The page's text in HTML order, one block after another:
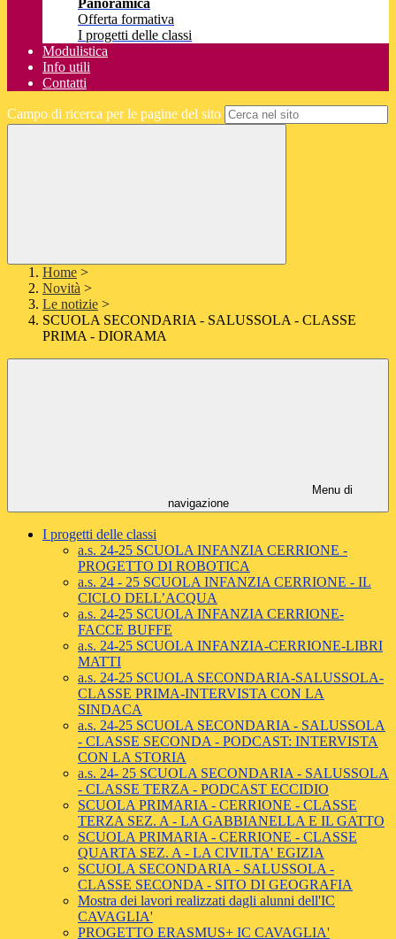
Panoramica
Offerta formativa
I progetti delle classi
Modulistica
Info utili
Contatti
Campo di ricerca per le pagine del sito
Home >
Novità >
Le notizie >
SCUOLA SECONDARIA - SALUSSOLA - CLASSE
PRIMA - DIORAMA
Menu di
navigazione
I progetti delle classi
a.s. 24-25 SCUOLA INFANZIA CERRIONE -
PROGETTO DI ROBOTICA
a.s. 24 - 25 SCUOLA INFANZIA CERRIONE - IL
CICLO DELL’ACQUA
a.s. 24-25 SCUOLA INFANZIA CERRIONE-
FACCE BUFFE
a.s. 24-25 SCUOLA INFANZIA-CERRIONE-LIBRI
MATTI
a.s. 24-25 SCUOLA SECONDARIA-SALUSSOLA-
CLASSE PRIMA-INTERVISTA CON LA
SINDACA
a.s. 24-25 SCUOLA SECONDARIA - SALUSSOLA
- CLASSE SECONDA - PODCAST: INTERVISTA
CON LA STORIA
a.s. 24- 25 SCUOLA SECONDARIA - SALUSSOLA
- CLASSE TERZA - PODCAST ECCIDIO
SCUOLA PRIMARIA - CERRIONE - CLASSE
TERZA SEZ. A - LA GABBIANELLA E IL GATTO
SCUOLA PRIMARIA - CERRIONE - CLASSE
QUARTA SEZ. A - LA CIVILTA' EGIZIA
SCUOLA SECONDARIA - SALUSSOLA -
CLASSE SECONDA - SITO DI GEOGRAFIA
Mostra dei lavori realizzati dagli alunni dell'IC
CAVAGLIA'
PROGETTO ERASMUS+ IC CAVAGLIA'